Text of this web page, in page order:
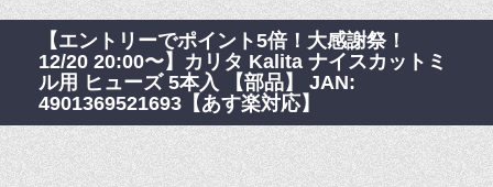
【エントリーでポイント5倍！大感謝祭！
12/20 20:00〜】カリタ Kalita ナイスカットミ
ル用 ヒューズ 5本入 【部品】 JAN:
4901369521693【あす楽対応】